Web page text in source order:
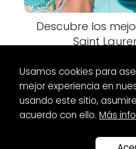
Descubre los
Saint
¡Tendencias de moda
Usamos cookies para
mejor experiencia en
usando este sitio,
acuerdo con ello. Más